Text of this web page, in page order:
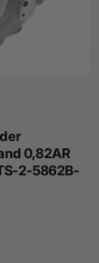
0,82AR
2-5862B-